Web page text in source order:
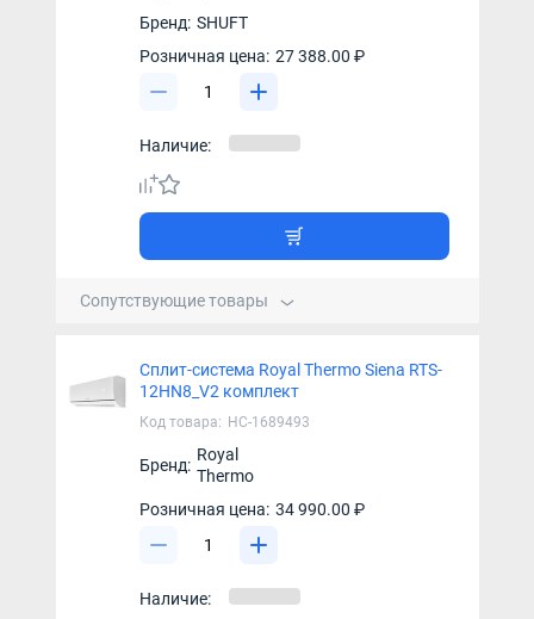
Бренд: SHUFT
Розничная цена: 27 388.00 ₽
Наличие:
Сопутствующие товары
Сплит-система Royal Thermo Siena RTS-
12HN8_V2 комплект
Код товара: НС-1689493
Бренд:
Royal
Thermo
Розничная цена: 34 990.00 ₽
Наличие: